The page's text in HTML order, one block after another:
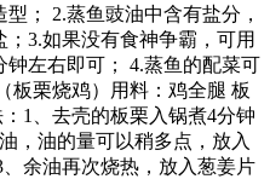
； 2.蒸鱼豉油中含有盐分，
3.如果没有食神争霸，可用
左右即可； 4.蒸鱼的配菜可
板栗烧鸡）用料：鸡全腿 板
1、去壳的板栗入锅煮4分钟
，油的量可以稍多点，放入
余油再次烧热，放入葱姜片